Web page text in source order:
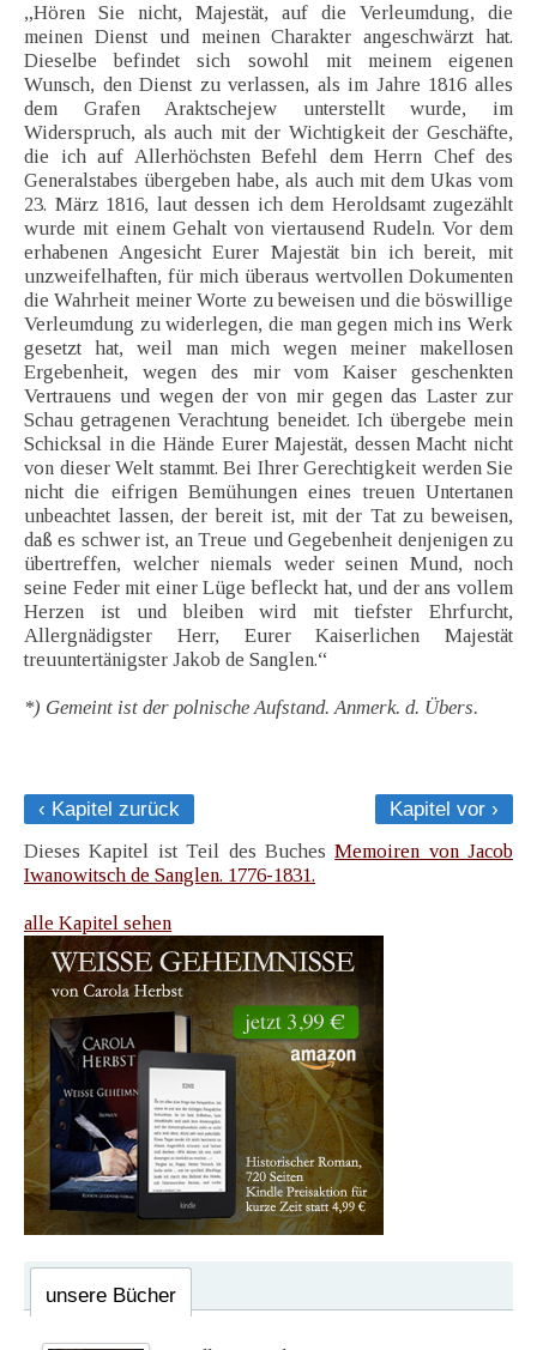
„Hören Sie nicht, Majestät, auf die Verleumdung, die
meinen Dienst und meinen Charakter angeschwärzt hat.
Dieselbe befindet sich sowohl mit meinem eigenen
Wunsch, den Dienst zu verlassen, als im Jahre 1816 alles
dem Grafen Araktschejew unterstellt wurde, im
Widerspruch, als auch mit der Wichtigkeit der Geschäfte,
die ich auf Allerhöchsten Befehl dem Herrn Chef des
Generalstabes übergeben habe, als auch mit dem Ukas vom
23. März 1816, laut dessen ich dem Heroldsamt zugezählt
wurde mit einem Gehalt von viertausend Rudeln. Vor dem
erhabenen Angesicht Eurer Majestät bin ich bereit, mit
unzweifelhaften, für mich überaus wertvollen Dokumenten
die Wahrheit meiner Worte zu beweisen und die böswillige
Verleumdung zu widerlegen, die man gegen mich ins Werk
gesetzt hat, weil man mich wegen meiner makellosen
Ergebenheit, wegen des mir vom Kaiser geschenkten
Vertrauens und wegen der von mir gegen das Laster zur
Schau getragenen Verachtung beneidet. Ich übergebe mein
Schicksal in die Hände Eurer Majestät, dessen Macht nicht
von dieser Welt stammt. Bei Ihrer Gerechtigkeit werden Sie
nicht die eifrigen Bemühungen eines treuen Untertanen
unbeachtet lassen, der bereit ist, mit der Tat zu beweisen,
daß es schwer ist, an Treue und Gegebenheit denjenigen zu
übertreffen, welcher niemals weder seinen Mund, noch
seine Feder mit einer Lüge befleckt hat, und der ans vollem
Herzen ist und bleiben wird mit tiefster Ehrfurcht,
Allergnädigster Herr, Eurer Kaiserlichen Majestät
treuuntertänigster Jakob de Sanglen.“
*) Gemeint ist der polnische Aufstand. Anmerk. d. Übers.
‹ Kapitel zurück
Kapitel vor ›
Dieses Kapitel ist Teil des BuchesMemoiren von Jacob
Iwanowitsch de Sanglen. 1776-1831.
alle Kapitel sehen
unsere Bücher